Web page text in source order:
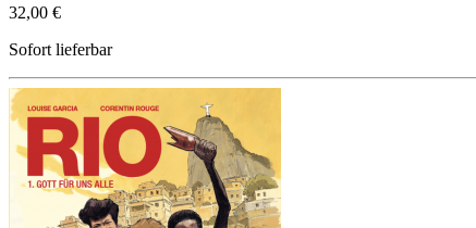
32,00 €
Sofort lieferbar